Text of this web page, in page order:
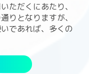
ただくにあたり、
りとなりますが、
であれば、多くの